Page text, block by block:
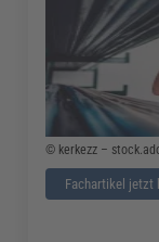
© kerkezz –
Fachartikel jetzt